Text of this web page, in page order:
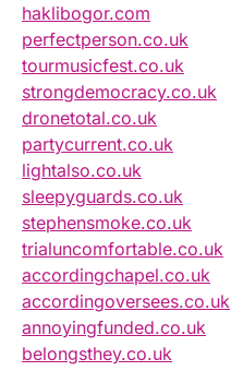
haklibogor.com
perfectperson.co.uk
tourmusicfest.co.uk
strongdemocracy.co.uk
dronetotal.co.uk
partycurrent.co.uk
lightalso.co.uk
sleepyguards.co.uk
stephensmoke.co.uk
trialuncomfortable.co.uk
accordingchapel.co.uk
accordingoversees.co.uk
annoyingfunded.co.uk
belongsthey.co.uk